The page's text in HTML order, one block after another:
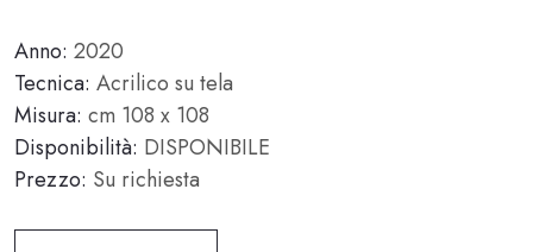
Anno: 2020
Tecnica: Acrilico su tela
Misura: cm 108 x 108
Disponibilità: DISPONIBILE
Prezzo: Su richiesta